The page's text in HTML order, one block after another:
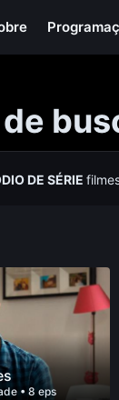
DE SÉRIE
• 8 eps